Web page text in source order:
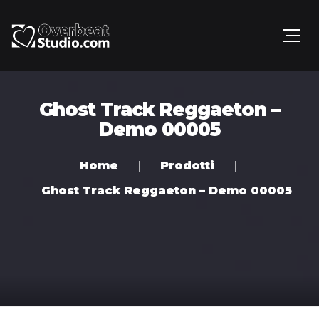
Ghost Track Reggaeton –
Demo 00005
Home
Prodotti
Ghost Track Reggaeton – Demo 00005